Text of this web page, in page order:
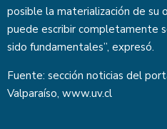
posible la materialización de su
puede escribir completamente
sido fundamentales”, expresó.
Fuente: sección noticias del
Valparaíso, www.uv.cl